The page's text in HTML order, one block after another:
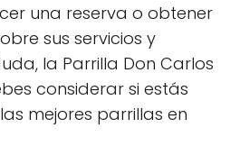
una reserva o obtener
sus servicios y
la Parrilla Don Carlos
considerar si estás
mejores parrillas en